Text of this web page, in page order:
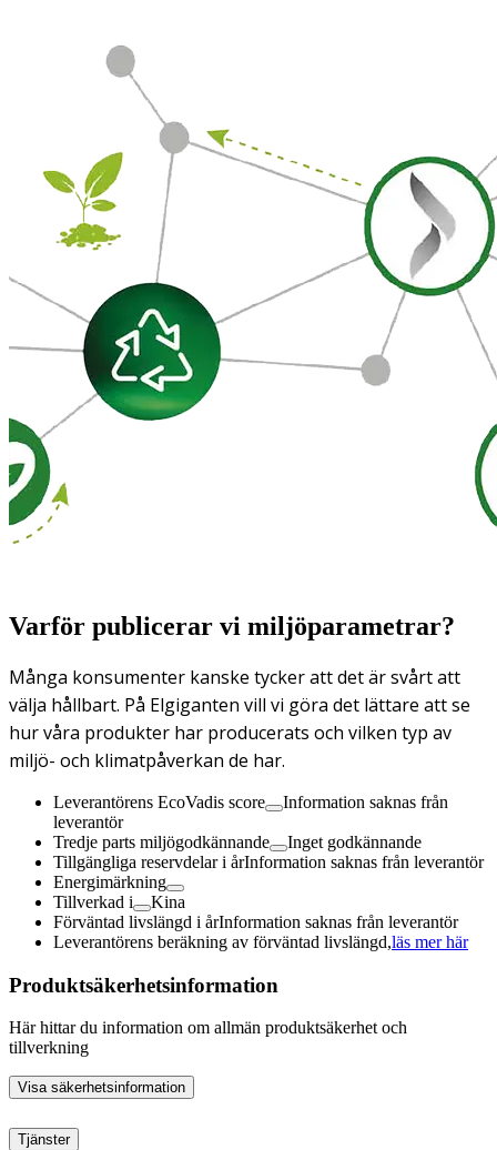
Varför publicerar vi miljöparametrar?
Många konsumenter kanske tycker att det är svårt att
välja hållbart. På Elgiganten vill vi göra det lättare att se
hur våra produkter har producerats och vilken typ av
miljö- och klimatpåverkan de har.
Leverantörens EcoVadis score
Information saknas från
leverantör
Tredje parts miljögodkännande
Inget godkännande
Tillgängliga reservdelar i årInformation saknas från leverantör
Energimärkning
Tillverkad i
Kina
Förväntad livslängd i årInformation saknas från leverantör
Leverantörens beräkning av förväntad livslängd,läs mer här
Produktsäkerhetsinformation
Här hittar du information om allmän produktsäkerhet och
tillverkning
Visa säkerhetsinformation
Tjänster